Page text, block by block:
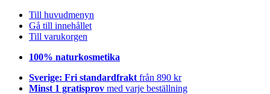
Till huvudmenyn
Gå till innehållet
Till varukorgen
100% naturkosmetika
Sverige: Fri standardfrakt från 890 kr
Minst 1 gratisprov med varje beställning